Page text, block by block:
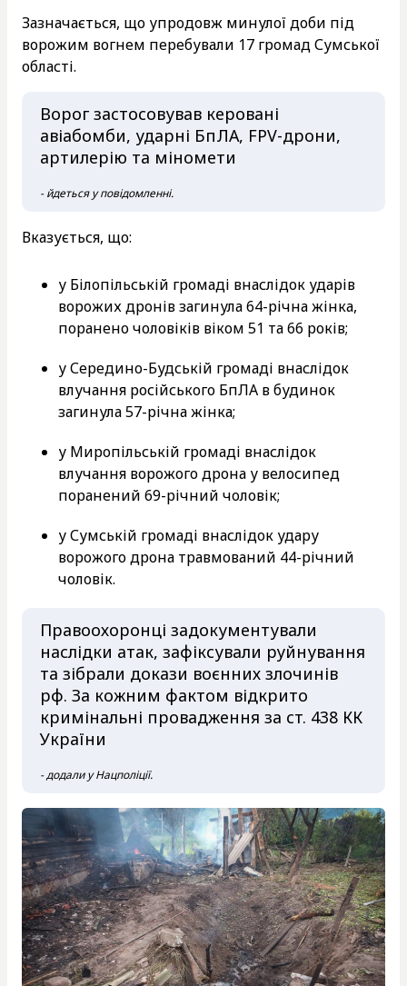
Зазначається, що упродовж минулої доби під
ворожим вогнем перебували 17 громад Сумської
області.
Ворог застосовував керовані
авіабомби, ударні БпЛА, FPV-дрони,
артилерію та міномети
- йдеться у повідомленні.
Вказується, що:
у Білопільській громаді внаслідок ударів
ворожих дронів загинула 64-річна жінка,
поранено чоловіків віком 51 та 66 років;
у Середино-Будській громаді внаслідок
влучання російського БпЛА в будинок
загинула 57-річна жінка;
у Миропільській громаді внаслідок
влучання ворожого дрона у велосипед
поранений 69-річний чоловік;
у Сумській громаді внаслідок удару
ворожого дрона травмований 44-річний
чоловік.
Правоохоронці задокументували
наслідки атак, зафіксували руйнування
та зібрали докази воєнних злочинів
рф. За кожним фактом відкрито
кримінальні провадження за ст. 438 КК
України
- додали у Нацполіції.